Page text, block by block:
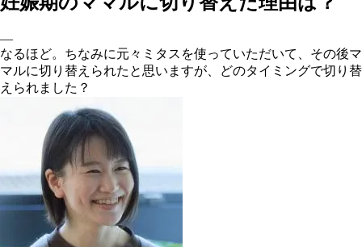
―
なるほど。ちなみに元々ミタスを使っていただいて、その後マ
マルに切り替えられたと思いますが、どのタイミングで切り替
えられました？